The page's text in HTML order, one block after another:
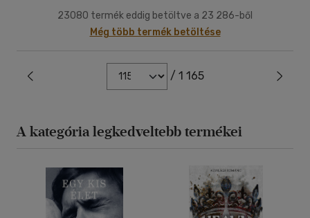
23080 termék eddig betöltve a 23 286-ből
Még több termék betöltése
/ 1 165
A kategória legkedveltebb termékei